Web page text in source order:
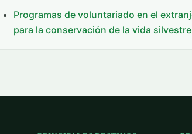
Programas de voluntariado en el
para la conservación de la vida silvestre